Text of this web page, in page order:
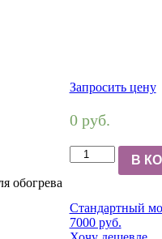
Запросить цену
0 руб.
В
Стандартный
7000 руб.
обогрева